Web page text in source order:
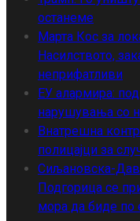
останеме
Марта Кос за
Насилството,
неприфатливи
ЕУ алармира:
нарушувања со
Внатрешна
полицајци за
Сиљановска-
Подгорица се
мора да биде по